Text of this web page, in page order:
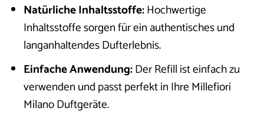
Natürliche Inhaltsstoffe:Hochwertige
Inhaltsstoffe sorgen für ein authentisches und
langanhaltendes Dufterlebnis.
Einfache Anwendung:Der Refill ist einfach zu
verwenden und passt perfekt in Ihre Millefiori
Milano Duftgeräte.